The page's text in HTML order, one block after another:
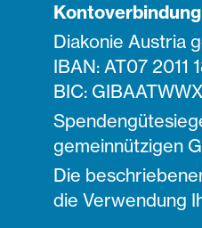
Kontoverbindung
Diakonie Austria
IBAN: AT07
BIC:
gemeinnützigen
Die
die Verwendung